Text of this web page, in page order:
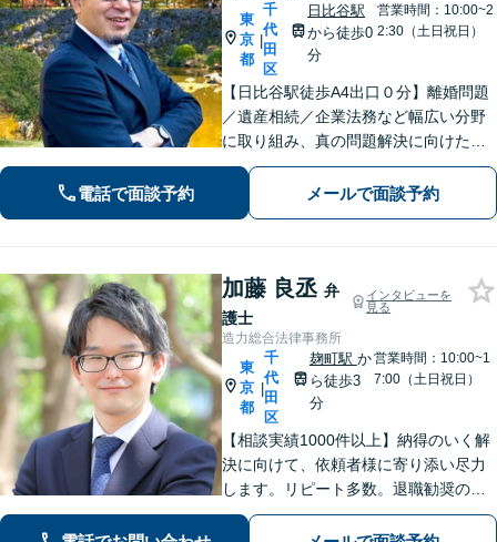
東
京
都
|
千
代
田
区
日比谷駅
から徒歩0
分
営業時間：10:00~2
2:30（土日祝日）
【日比谷駅徒歩A4出口０分】離婚問題
／遺産相続／企業法務など幅広い分野
に取り組み、真の問題解決に向けた幅
広いフォローを心がけております。
電話で面談予約 メールで面談予約
加藤 良丞 弁
護士
インタビューを
見る
造力総合法律事務所
東
京
都
|
千
代
田
区
麹町駅 か
ら徒歩3
分
営業時間：10:00~1
7:00（土日祝日）
【相談実績1000件以上】納得のいく解
決に向けて、依頼者様に寄り添い尽力
します。リピート多数。退職勧奨の解
決金を3倍にした事例など、労働分野に
強み。後々「相談しておけばよかっ